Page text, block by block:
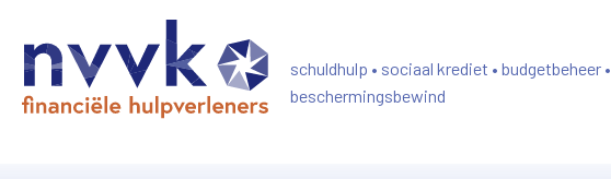
schuldhulp • sociaal krediet • budgetbeheer •
beschermingsbewind